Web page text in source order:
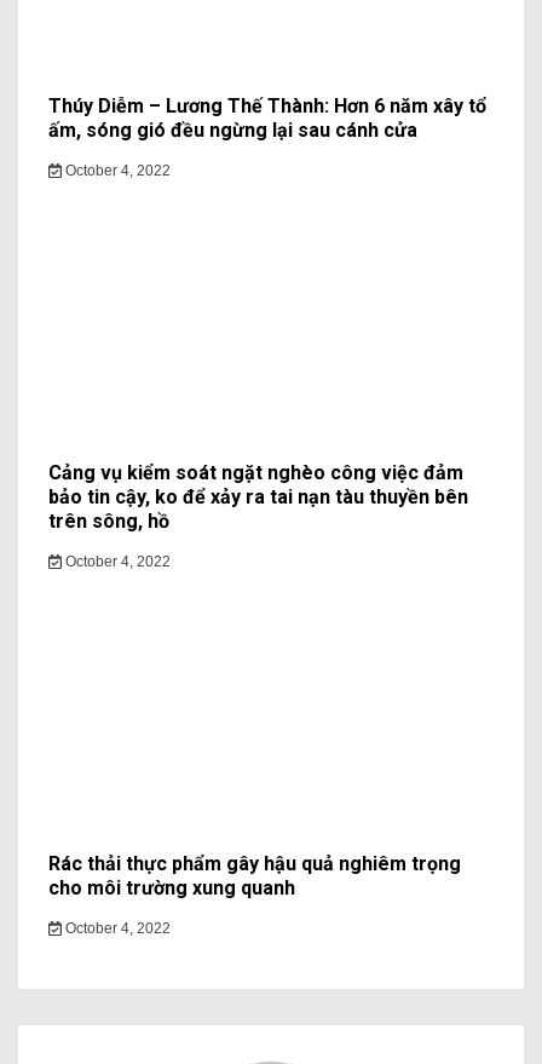
Thúy Diễm – Lương Thế Thành: Hơn 6 năm xây tổ
ấm, sóng gió đều ngừng lại sau cánh cửa
October 4, 2022
Cảng vụ kiểm soát ngặt nghèo công việc đảm
bảo tin cậy, ko để xảy ra tai nạn tàu thuyền bên
trên sông, hồ
October 4, 2022
Rác thải thực phẩm gây hậu quả nghiêm trọng
cho môi trường xung quanh
October 4, 2022